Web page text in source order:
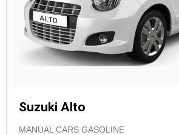
Suzuki Alto
MANUAL CARS GASOLINE